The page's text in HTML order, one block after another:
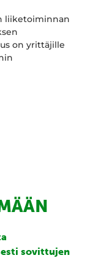
liiketoiminnan
on yrittäjille
sovittujen